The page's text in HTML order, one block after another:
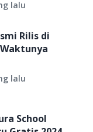
lalu
Rilis di
lalu
School